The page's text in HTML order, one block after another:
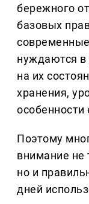
бережного
базовых
нуждаются в
на их
хранения,
Поэтому
внимание не
но и
дней